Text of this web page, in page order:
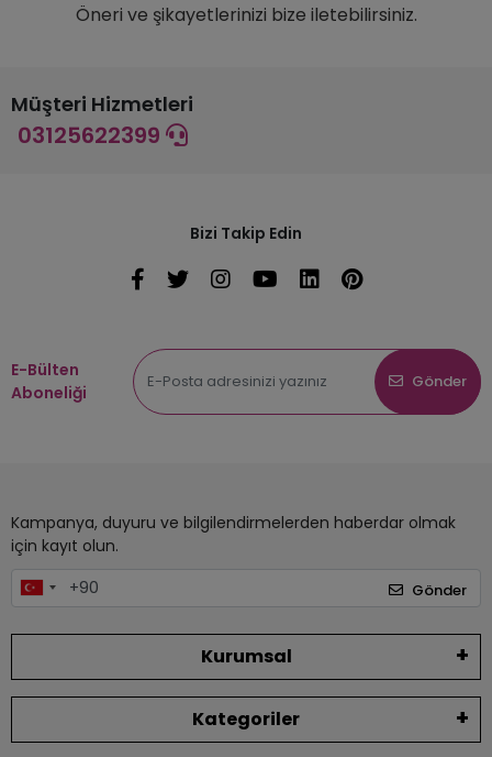
Öneri ve şikayetlerinizi bize iletebilirsiniz.
Müşteri Hizmetleri
03125622399
Bizi Takip Edin
E-Bülten
Aboneliği
Gönder
Kampanya, duyuru ve bilgilendirmelerden haberdar olmak
için kayıt olun.
Gönder
Kurumsal
Kategoriler